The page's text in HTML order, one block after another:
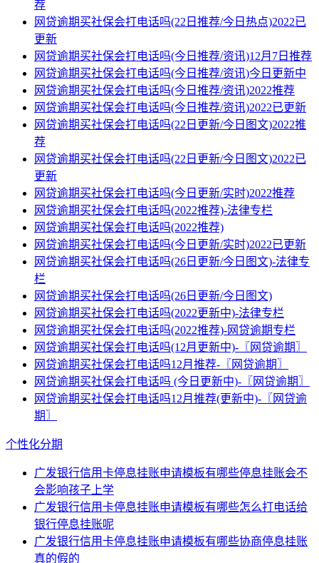
荐
网贷逾期买社保会打电话吗(22日推荐/今日热点)2022已
更新
网贷逾期买社保会打电话吗(今日推荐/资讯)12月7日推荐
网贷逾期买社保会打电话吗(今日推荐/资讯)今日更新中
网贷逾期买社保会打电话吗(今日推荐/资讯)2022推荐
网贷逾期买社保会打电话吗(今日推荐/资讯)2022已更新
网贷逾期买社保会打电话吗(22日更新/今日图文)2022推
荐
网贷逾期买社保会打电话吗(22日更新/今日图文)2022已
更新
网贷逾期买社保会打电话吗(今日更新/实时)2022推荐
网贷逾期买社保会打电话吗(2022推荐)-法律专栏
网贷逾期买社保会打电话吗(2022推荐)
网贷逾期买社保会打电话吗(今日更新/实时)2022已更新
网贷逾期买社保会打电话吗(26日更新/今日图文)-法律专
栏
网贷逾期买社保会打电话吗(26日更新/今日图文)
网贷逾期买社保会打电话吗(2022更新中)-法律专栏
网贷逾期买社保会打电话吗(2022推荐)-网贷逾期专栏
网贷逾期买社保会打电话吗(12月更新中)-〖网贷逾期〗
网贷逾期买社保会打电话吗12月推荐-〖网贷逾期〗
网贷逾期买社保会打电话吗 (今日更新中)-〖网贷逾期〗
网贷逾期买社保会打电话吗12月推荐(更新中)-〖网贷逾
期〗
个性化分期
广发银行信用卡停息挂账申请模板有哪些停息挂账会不
会影响孩子上学
广发银行信用卡停息挂账申请模板有哪些怎么打电话给
银行停息挂账呢
广发银行信用卡停息挂账申请模板有哪些协商停息挂账
真的假的